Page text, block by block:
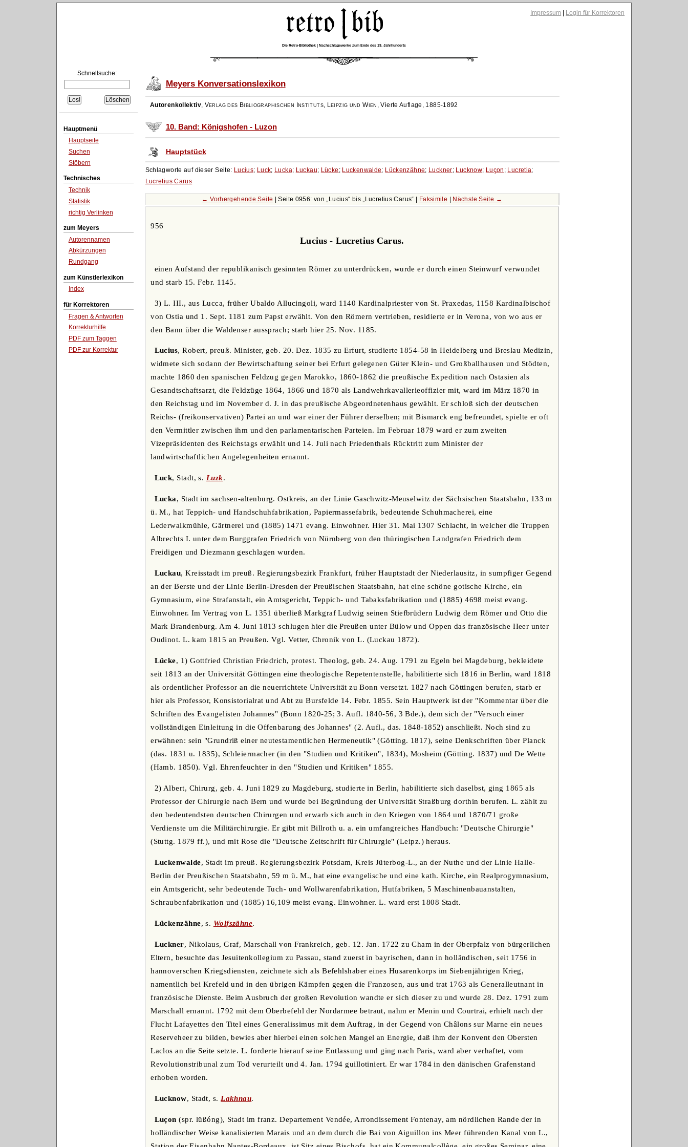
Impressum Login für Korrektoren
Die Retro-Bibliothek | Nachschlagewerke zum Ende des 19. Jahrhunderts
Schnellsuche:
Hauptmenü
Hauptseite
Suchen
Stöbern
Technisches
Technik
Statistik
richtig Verlinken
zum Meyers
Autorennamen
Abkürzungen
Rundgang
zum Künstlerlexikon
Index
für Korrektoren
Fragen & Antworten
Korrekturhilfe
PDF zum Taggen
PDF zur Korrektur
Meyers Konversationslexikon
Autorenkollektiv, Verlag des Bibliographischen Instituts, Leipzig und Wien ,Vierte Auflage, 1885-1892
10. Band: Königshofen - Luzon
Hauptstück
Schlagworte auf dieser Seite: Lucius; Luck; Lucka; Luckau; Lücke ; Luckenwalde; Lückenzähne; Luckner; Lucknow; Luçon ; Lucretia;
Lucretius Carus
← Vorhergehende Seite | Seite 0956: von Lucius bis Lucretius Carus Faksimile Nächste Seite →
956
Lucius - Lucretius Carus.
einen Aufstand der republikanisch gesinnten Römer zu unterdrücken, wurde er durch einen Steinwurf verwundet
und starb 15. Febr. 1145.
3) L. III., aus Lucca, früher Ubaldo Allucingoli, ward 1140 Kardinalpriester von St. Praxedas, 1158 Kardinalbischof
von Ostia und 1. Sept. 1181 zum Papst erwählt. Von den Römern vertrieben, residierte er in Verona, von wo aus er
den Bann über die Waldenser aussprach; starb hier 25. Nov. 1185.
Lucius, Robert, preuß. Minister, geb. 20. Dez. 1835 zu Erfurt, studierte 1854-58 in Heidelberg und Breslau Medizin,
widmete sich sodann der Bewirtschaftung seiner bei Erfurt gelegenen Güter Klein- und Großballhausen und Stödten,
machte 1860 den spanischen Feldzug gegen Marokko, 1860-1862 die preußische Expedition nach Ostasien als
Gesandtschaftsarzt, die Feldzüge 1864, 1866 und 1870 als Landwehrkavallerieoffizier mit, ward im März 1870 in
den Reichstag und im November d. J. in das preußische Abgeordnetenhaus gewählt. Er schloß sich der deutschen
Reichs- (freikonservativen) Partei an und war einer der Führer derselben; mit Bismarck eng befreundet, spielte er oft
den Vermittler zwischen ihm und den parlamentarischen Parteien. Im Februar 1879 ward er zum zweiten
Vizepräsidenten des Reichstags erwählt und 14. Juli nach Friedenthals Rücktritt zum Minister der
landwirtschaftlichen Angelegenheiten ernannt.
Luck, Stadt, s. Luzk.
Lucka, Stadt im sachsen-altenburg. Ostkreis, an der Linie Gaschwitz-Meuselwitz der Sächsischen Staatsbahn, 133 m
ü. M., hat Teppich- und Handschuhfabrikation, Papiermassefabrik, bedeutende Schuhmacherei, eine
Lederwalkmühle, Gärtnerei und (1885) 1471 evang. Einwohner. Hier 31. Mai 1307 Schlacht, in welcher die Truppen
Albrechts I. unter dem Burggrafen Friedrich von Nürnberg von den thüringischen Landgrafen Friedrich dem
Freidigen und Diezmann geschlagen wurden.
Luckau, Kreisstadt im preuß. Regierungsbezirk Frankfurt, früher Hauptstadt der Niederlausitz, in sumpfiger Gegend
an der Berste und der Linie Berlin-Dresden der Preußischen Staatsbahn, hat eine schöne gotische Kirche, ein
Gymnasium, eine Strafanstalt, ein Amtsgericht, Teppich- und Tabaksfabrikation und (1885) 4698 meist evang.
Einwohner. Im Vertrag von L. 1351 überließ Markgraf Ludwig seinen Stiefbrüdern Ludwig dem Römer und Otto die
Mark Brandenburg. Am 4. Juni 1813 schlugen hier die Preußen unter Bülow und Oppen das französische Heer unter
Oudinot. L. kam 1815 an Preußen. Vgl. Vetter, Chronik von L. (Luckau 1872).
Lücke, 1) Gottfried Christian Friedrich, protest. Theolog, geb. 24. Aug. 1791 zu Egeln bei Magdeburg, bekleidete
seit 1813 an der Universität Göttingen eine theologische Repetentenstelle, habilitierte sich 1816 in Berlin, ward 1818
als ordentlicher Professor an die neuerrichtete Universität zu Bonn versetzt. 1827 nach Göttingen berufen, starb er
hier als Professor, Konsistorialrat und Abt zu Bursfelde 14. Febr. 1855. Sein Hauptwerk ist der "Kommentar über die
Schriften des Evangelisten Johannes" (Bonn 1820-25; 3. Aufl. 1840-56, 3 Bde.), dem sich der "Versuch einer
vollständigen Einleitung in die Offenbarung des Johannes" (2. Aufl., das. 1848-1852) anschließt. Noch sind zu
erwähnen: sein "Grundriß einer neutestamentlichen Hermeneutik" (Götting. 1817), seine Denkschriften über Planck
(das. 1831 u. 1835), Schleiermacher (in den "Studien und Kritiken", 1834), Mosheim (Götting. 1837) und De Wette
(Hamb. 1850). Vgl. Ehrenfeuchter in den "Studien und Kritiken" 1855.
2) Albert, Chirurg, geb. 4. Juni 1829 zu Magdeburg, studierte in Berlin, habilitierte sich daselbst, ging 1865 als
Professor der Chirurgie nach Bern und wurde bei Begründung der Universität Straßburg dorthin berufen. L. zählt zu
den bedeutendsten deutschen Chirurgen und erwarb sich auch in den Kriegen von 1864 und 1870/71 große
Verdienste um die Militärchirurgie. Er gibt mit Billroth u. a. ein umfangreiches Handbuch: "Deutsche Chirurgie"
(Stuttg. 1879 ff.), und mit Rose die "Deutsche Zeitschrift für Chirurgie" (Leipz.) heraus.
Luckenwalde, Stadt im preuß. Regierungsbezirk Potsdam, Kreis Jüterbog-L., an der Nuthe und der Linie Halle-
Berlin der Preußischen Staatsbahn, 59 m ü. M., hat eine evangelische und eine kath. Kirche, ein Realprogymnasium,
ein Amtsgericht, sehr bedeutende Tuch- und Wollwarenfabrikation, Hutfabriken, 5 Maschinenbauanstalten,
Schraubenfabrikation und (1885) 16,109 meist evang. Einwohner. L. ward erst 1808 Stadt.
Lückenzähne, s. Wolfszähne.
Luckner, Nikolaus, Graf, Marschall von Frankreich, geb. 12. Jan. 1722 zu Cham in der Oberpfalz von bürgerlichen
Eltern, besuchte das Jesuitenkollegium zu Passau, stand zuerst in bayrischen, dann in holländischen, seit 1756 in
hannoverschen Kriegsdiensten, zeichnete sich als Befehlshaber eines Husarenkorps im Siebenjährigen Krieg,
namentlich bei Krefeld und in den übrigen Kämpfen gegen die Franzosen, aus und trat 1763 als Generalleutnant in
französische Dienste. Beim Ausbruch der großen Revolution wandte er sich dieser zu und wurde 28. Dez. 1791 zum
Marschall ernannt. 1792 mit dem Oberbefehl der Nordarmee betraut, nahm er Menin und Courtrai, erhielt nach der
Flucht Lafayettes den Titel eines Generalissimus mit dem Auftrag, in der Gegend von Châlons sur Marne ein neues
Reserveheer zu bilden, bewies aber hierbei einen solchen Mangel an Energie, daß ihm der Konvent den Obersten
Laclos an die Seite setzte. L. forderte hierauf seine Entlassung und ging nach Paris, ward aber verhaftet, vom
Revolutionstribunal zum Tod verurteilt und 4. Jan. 1794 guillotiniert. Er war 1784 in den dänischen Grafenstand
erhoben worden.
Lucknow, Stadt, s.Lakhnau.
Luçon (spr. lüßóng), Stadt im franz. Departement Vendée, Arrondissement Fontenay, am nördlichen Rande der in
holländischer Weise kanalisierten Marais und an dem durch die Bai von Aiguillon ins Meer führenden Kanal von L.,